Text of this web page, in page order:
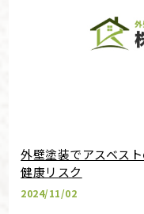
外壁塗装でアスベス
健康リスク
2024/11/02